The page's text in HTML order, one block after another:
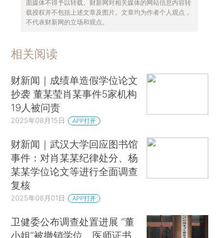
面媒体不得予以转载。财新网对相关媒体的网站信息内容转
载授权并不包括上述文章及图片。文章均为作者个人观点，
不代表财新网的立场和观点。
相关阅读
财新闻｜成绩单造假学位论文
抄袭 董某莹肖某事件5家机构
19人被问责
2025年08月15日 APP打开
财新闻｜武汉大学回应图书馆
事件：对肖某某纪律处分、杨
某某学位论文等进行全面调查
复核
2025年08月01日 APP打开
卫健委公布调查处置进展 “董
小姐”被撤销学位、医师证书